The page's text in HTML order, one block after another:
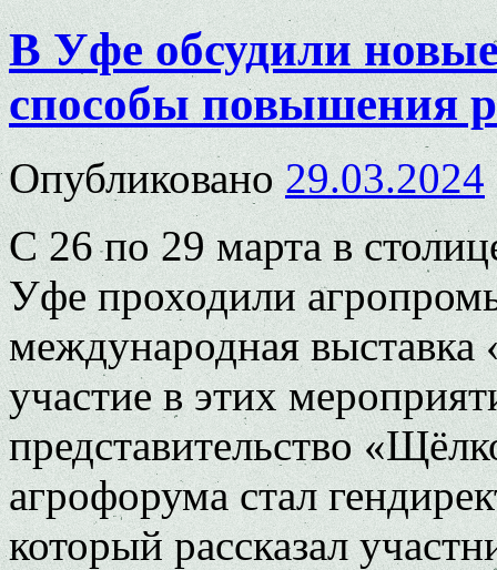
В Уфе обсудили
способы повышения
Опубликовано 29.03.2024
С 26 по 29 марта в
Уфе проходили
международная
участие в этих
представительство
агрофорума стал
который рассказал